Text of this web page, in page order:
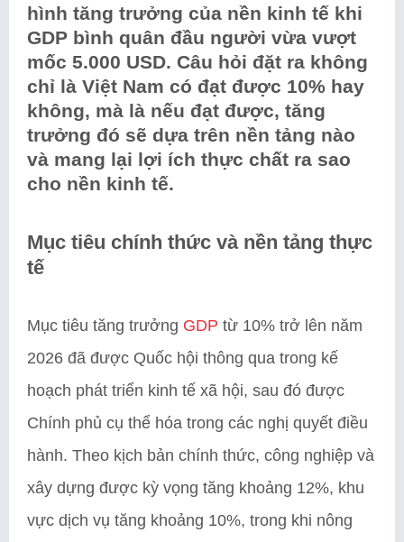
hình tăng trưởng của nền kinh tế khi
GDP bình quân đầu người vừa vượt
mốc 5.000 USD. Câu hỏi đặt ra không
chỉ là Việt Nam có đạt được 10% hay
không, mà là nếu đạt được, tăng
trưởng đó sẽ dựa trên nền tảng nào
và mang lại lợi ích thực chất ra sao
cho nền kinh tế.
Mục tiêu chính thức và nền tảng thực
tế
Mục tiêu tăng trưởng GDP từ 10% trở lên năm
2026 đã được Quốc hội thông qua trong kế
hoạch phát triển kinh tế xã hội, sau đó được
Chính phủ cụ thể hóa trong các nghị quyết điều
hành. Theo kịch bản chính thức, công nghiệp và
xây dựng được kỳ vọng tăng khoảng 12%, khu
vực dịch vụ tăng khoảng 10%, trong khi nông